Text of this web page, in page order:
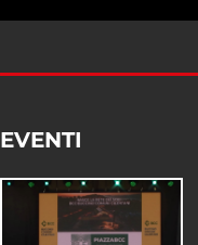
EVENTI